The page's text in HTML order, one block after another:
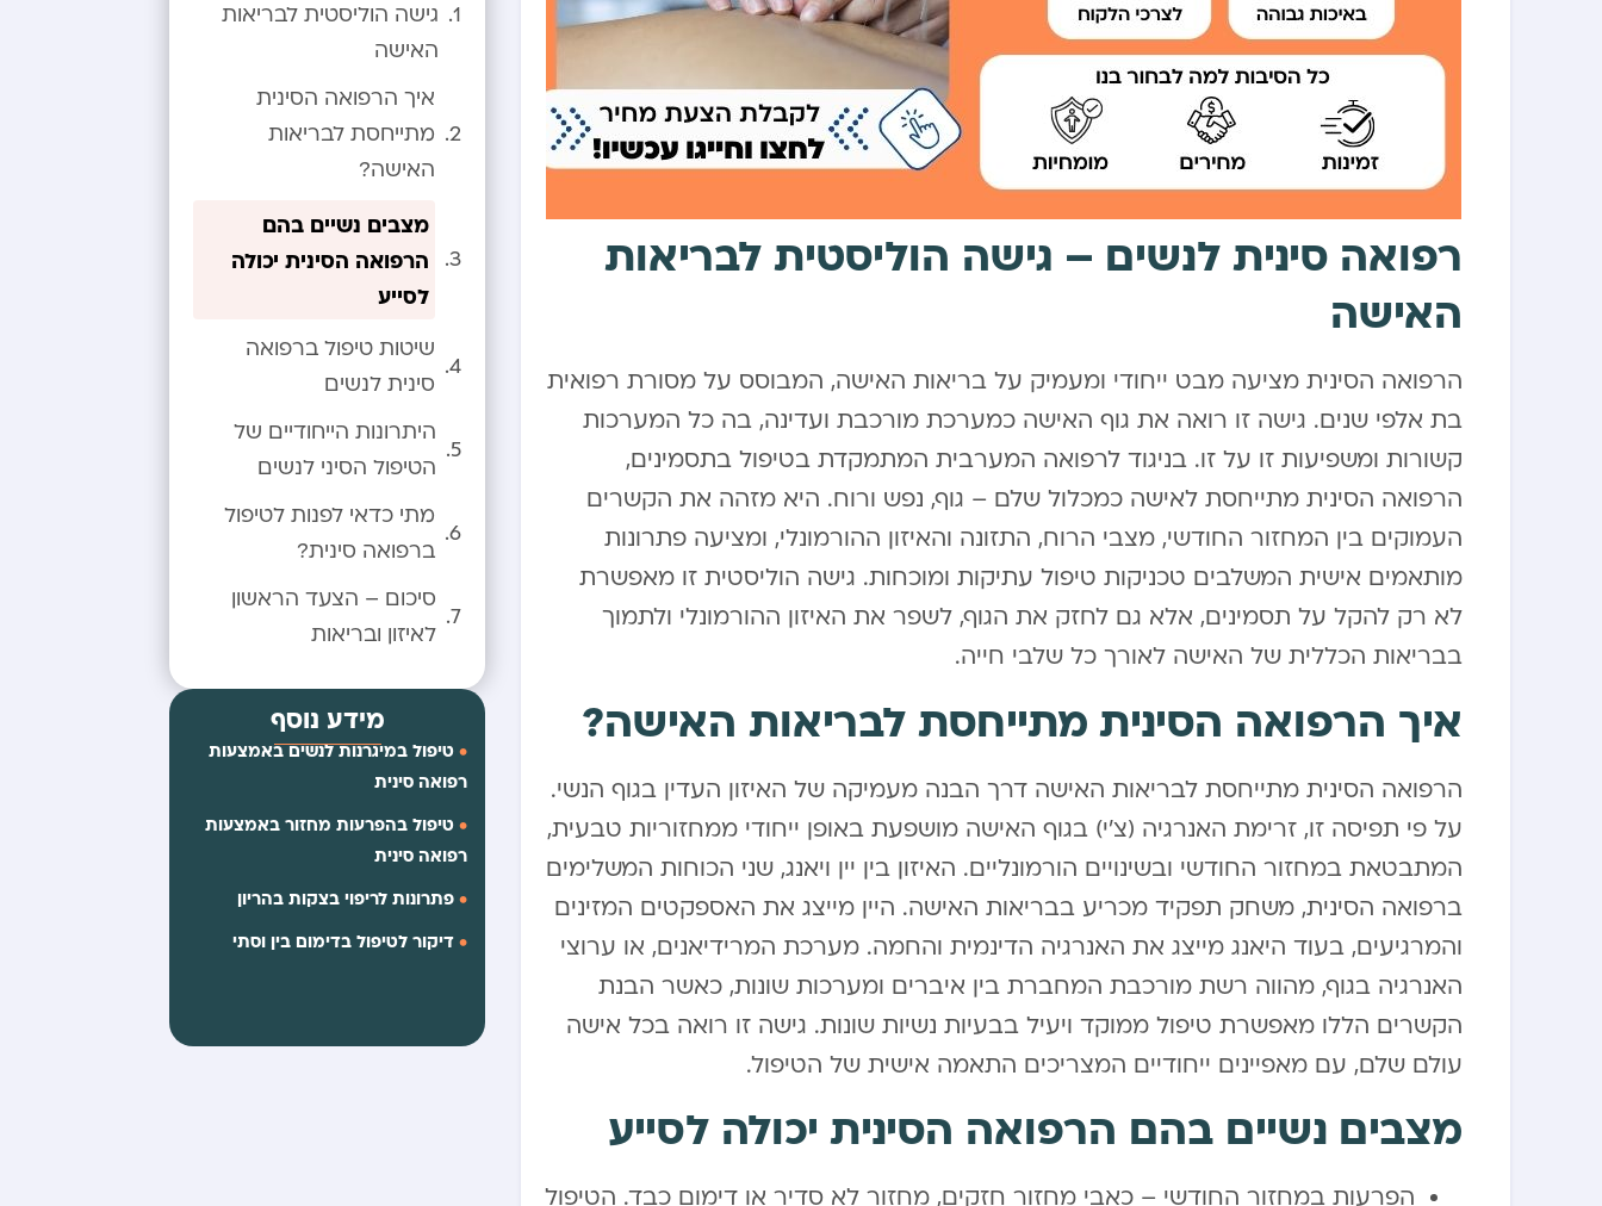
רפואה סינית לנשים – גישה הוליסטית לבריאות
האישה
הרפואה הסינית מציעה מבט ייחודי ומעמיק על בריאות האישה, המבוסס על מסורת רפואית
בת אלפי שנים. גישה זו רואה את גוף האישה כמערכת מורכבת ועדינה, בה כל המערכות
קשורות ומשפיעות זו על זו. בניגוד לרפואה המערבית המתמקדת בטיפול בתסמינים,
הרפואה הסינית מתייחסת לאישה כמכלול שלם – גוף, נפש ורוח. היא מזהה את הקשרים
העמוקים בין המחזור החודשי, מצבי הרוח, התזונה והאיזון ההורמונלי, ומציעה פתרונות
מותאמים אישית המשלבים טכניקות טיפול עתיקות ומוכחות. גישה הוליסטית זו מאפשרת
לא רק להקל על תסמינים, אלא גם לחזק את הגוף, לשפר את האיזון ההורמונלי ולתמוך
בבריאות הכללית של האישה לאורך כל שלבי חייה.
איך הרפואה הסינית מתייחסת לבריאות האישה?
הרפואה הסינית מתייחסת לבריאות האישה דרך הבנה מעמיקה של האיזון העדין בגוף הנשי.
על פי תפיסה זו, זרימת האנרגיה (צ’י) בגוף האישה מושפעת באופן ייחודי ממחזוריות טבעית,
המתבטאת במחזור החודשי ובשינויים הורמונליים. האיזון בין יין ויאנג, שני הכוחות המשלימים
ברפואה הסינית, משחק תפקיד מכריע בבריאות האישה. היין מייצג את האספקטים המזינים
והמרגיעים, בעוד היאנג מייצג את האנרגיה הדינמית והחמה. מערכת המרידיאנים, או ערוצי
האנרגיה בגוף, מהווה רשת מורכבת המחברת בין איברים ומערכות שונות, כאשר הבנת
הקשרים הללו מאפשרת טיפול ממוקד ויעיל בבעיות נשיות שונות. גישה זו רואה בכל אישה
עולם שלם, עם מאפיינים ייחודיים המצריכים התאמה אישית של הטיפול.
מצבים נשיים בהם הרפואה הסינית יכולה לסייע
הפרעות במחזור החודשי – כאבי מחזור חזקים, מחזור לא סדיר או דימום כבד. הטיפול
גישה הוליסטית לבריאות
האישה
איך הרפואה הסינית
מתייחסת לבריאות
האישה?
מצבים נשיים בהם
הרפואה הסינית יכולה
לסייע
שיטות טיפול ברפואה
סינית לנשים
היתרונות הייחודיים של
הטיפול הסיני לנשים
מתי כדאי לפנות לטיפול
ברפואה סינית?
סיכום – הצעד הראשון
לאיזון ובריאות
מידע נוסף
טיפול במיגרנות לנשים באמצעות
רפואה סינית
טיפול בהפרעות מחזור באמצעות
רפואה סינית
פתרונות לריפוי בצקות בהריון
דיקור לטיפול בדימום בין וסתי